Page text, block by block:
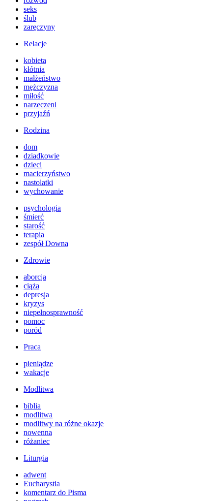
seks
ślub
zaręczyny
Relacje
kobieta
kłótnia
małżeństwo
mężczyzna
miłość
narzeczeni
przyjaźń
Rodzina
dom
dziadkowie
dzieci
macierzyństwo
nastolatki
wychowanie
psychologia
śmierć
starość
terapia
zespół Downa
Zdrowie
aborcja
ciąża
depresja
kryzys
niepełnosprawność
pomoc
poród
Praca
pieniądze
wakacje
Modlitwa
biblia
modlitwa
modlitwy na różne okazje
nowenna
różaniec
Liturgia
adwent
Eucharystia
komentarz do Pisma